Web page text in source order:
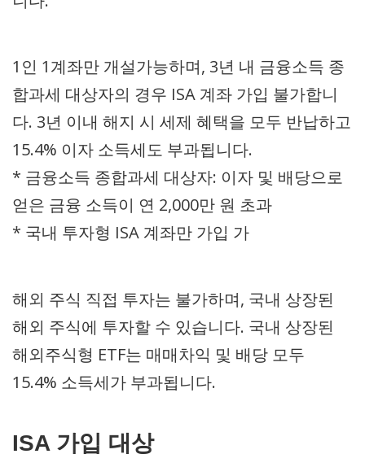
1인 1계좌만 개설가능하며, 3년 내 금융소득 종
합과세 대상자의 경우 ISA 계좌 가입 불가합니
다. 3년 이내 해지 시 세제 혜택을 모두 반납하고
15.4% 이자 소득세도 부과됩니다.
* 금융소득 종합과세 대상자: 이자 및 배당으로
얻은 금융 소득이 연 2,000만 원 초과
* 국내 투자형 ISA 계좌만 가입 가
해외 주식 직접 투자는 불가하며, 국내 상장된
해외 주식에 투자할 수 있습니다. 국내 상장된
해외주식형 ETF는 매매차익 및 배당 모두
15.4% 소득세가 부과됩니다.
ISA 가입 대상